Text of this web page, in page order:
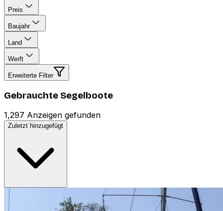
Preis
Baujahr
Land
Werft
Erweiterte Filter
Gebrauchte Segelboote
1,297 Anzeigen gefunden
Zuletzt hinzugefügt